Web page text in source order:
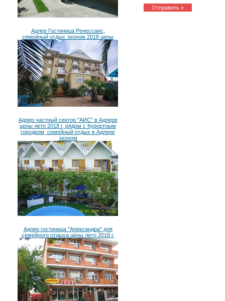
Адлер Гостиница Ренессанс,
семейный отдых эконом 2018 цены
Адлер частный сектор "АИС" в Адлере
цены лето 2018 г, рядом с Курортным
городком, семейный отдых в Адлере
эконом
Адлер гостиница "Александра" для
семейного отдыха цены лето 2018 г.